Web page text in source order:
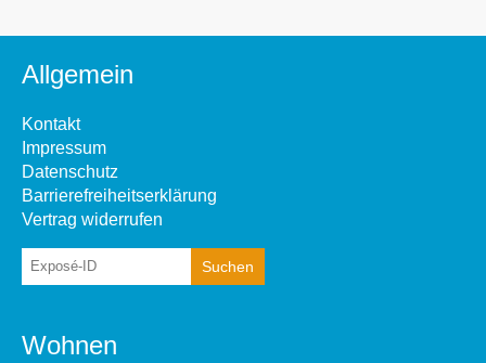
Allgemein
Kontakt
Impressum
Datenschutz
Barrierefreiheitserklärung
Vertrag widerrufen
Wohnen